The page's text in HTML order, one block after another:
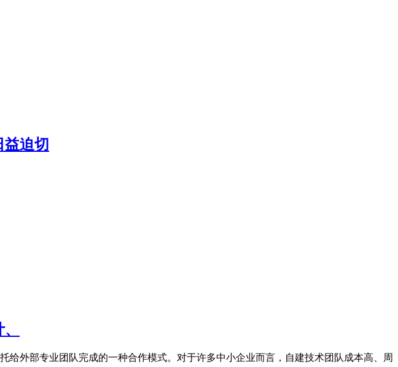
迫切
外部专业团队完成的一种合作模式。对于许多中小企业而言，自建技术团队成本高、周